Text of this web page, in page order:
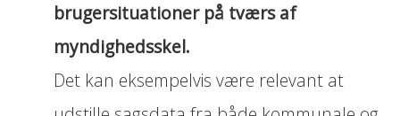
brugersituationer på tværs af
myndighedsskel.
Det kan eksempelvis være relevant at